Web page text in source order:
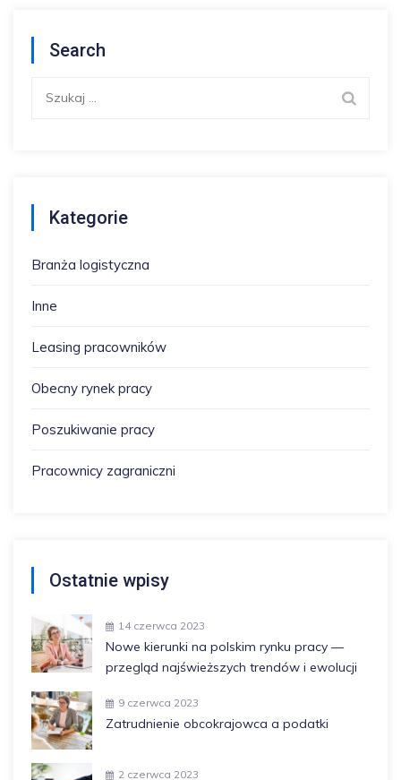
Search
Kategorie
Branża logistyczna
Inne
Leasing pracowników
Obecny rynek pracy
Poszukiwanie pracy
Pracownicy zagraniczni
Ostatnie wpisy
14 czerwca 2023
Nowe kierunki na polskim rynku pracy —
przegląd najświeższych trendów i ewolucji
9 czerwca 2023
Zatrudnienie obcokrajowca a podatki
2 czerwca 2023